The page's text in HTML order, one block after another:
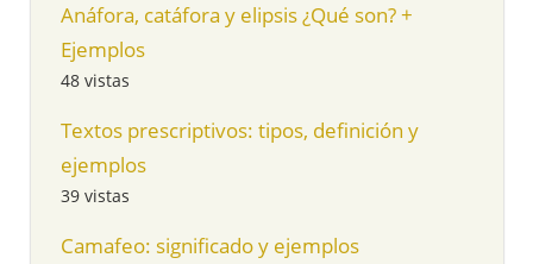
Anáfora, catáfora y elipsis ¿Qué son? +
Ejemplos
48 vistas
Textos prescriptivos: tipos, definición y
ejemplos
39 vistas
Camafeo: significado y ejemplos